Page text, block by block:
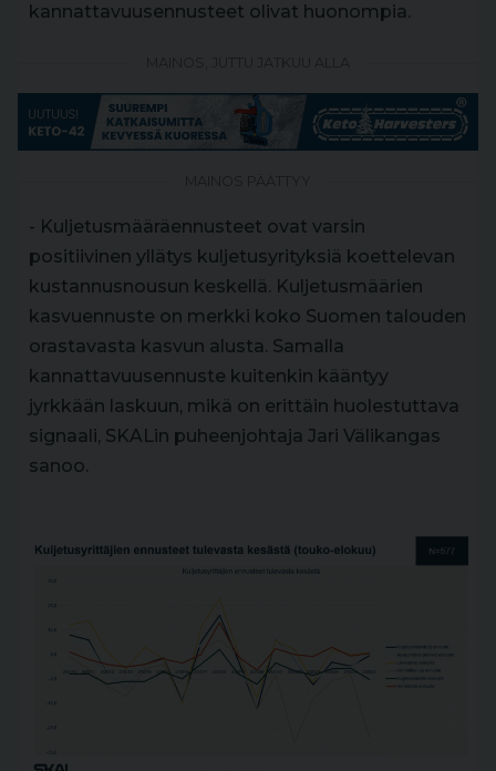
kannattavuusennusteet olivat huonompia.
- Kuljetusmääräennusteet ovat varsin
positiivinen yllätys kuljetusyrityksiä koettelevan
kustannusnousun keskellä. Kuljetusmäärien
kasvuennuste on merkki koko Suomen talouden
orastavasta kasvun alusta. Samalla
kannattavuusennuste kuitenkin kääntyy
jyrkkään laskuun, mikä on erittäin huolestuttava
signaali, SKALin puheenjohtaja Jari Välikangas
sanoo.